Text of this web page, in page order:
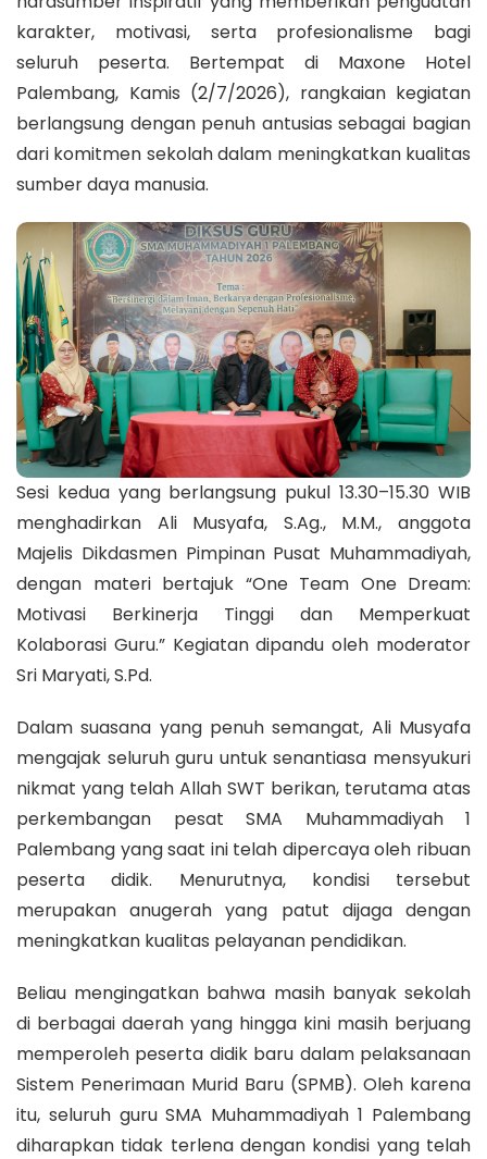
karakter, motivasi, serta profesionalisme bagi
seluruh peserta. Bertempat di Maxone Hotel
Palembang, Kamis (2/7/2026), rangkaian kegiatan
berlangsung dengan penuh antusias sebagai bagian
dari komitmen sekolah dalam meningkatkan kualitas
sumber daya manusia.
Sesi kedua yang berlangsung pukul 13.30–15.30 WIB
menghadirkan Ali Musyafa, S.Ag., M.M., anggota
Majelis Dikdasmen Pimpinan Pusat Muhammadiyah,
dengan materi bertajuk “One Team One Dream:
Motivasi Berkinerja Tinggi dan Memperkuat
Kolaborasi Guru.” Kegiatan dipandu oleh moderator
Sri Maryati, S.Pd.
Dalam suasana yang penuh semangat, Ali Musyafa
mengajak seluruh guru untuk senantiasa mensyukuri
nikmat yang telah Allah SWT berikan, terutama atas
perkembangan pesat SMA Muhammadiyah 1
Palembang yang saat ini telah dipercaya oleh ribuan
peserta didik. Menurutnya, kondisi tersebut
merupakan anugerah yang patut dijaga dengan
meningkatkan kualitas pelayanan pendidikan.
Beliau mengingatkan bahwa masih banyak sekolah
di berbagai daerah yang hingga kini masih berjuang
memperoleh peserta didik baru dalam pelaksanaan
Sistem Penerimaan Murid Baru (SPMB). Oleh karena
itu, seluruh guru SMA Muhammadiyah 1 Palembang
diharapkan tidak terlena dengan kondisi yang telah